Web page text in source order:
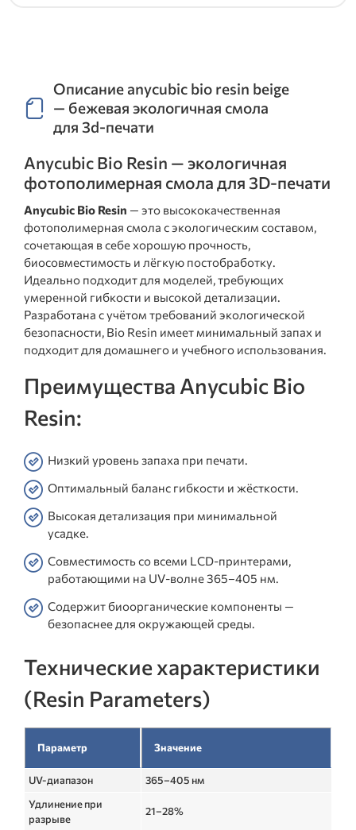
Описание anycubic bio resin beige
— бежевая экологичная смола
для 3d-печати
Anycubic Bio Resin — экологичная
фотополимерная смола для 3D-печати
Anycubic Bio Resin — это высококачественная
фотополимерная смола с экологическим составом,
сочетающая в себе хорошую прочность,
биосовместимость и лёгкую постобработку.
Идеально подходит для моделей, требующих
умеренной гибкости и высокой детализации.
Разработана с учётом требований экологической
безопасности, Bio Resin имеет минимальный запах и
подходит для домашнего и учебного использования.
Преимущества Anycubic Bio
Resin:
Низкий уровень запаха при печати.
Оптимальный баланс гибкости и жёсткости.
Высокая детализация при минимальной
усадке.
Совместимость со всеми LCD-принтерами,
работающими на UV-волне 365–405 нм.
Содержит биоорганические компоненты —
безопаснее для окружающей среды.
Технические характеристики
(Resin Parameters)
Параметр Значение
UV-диапазон
365–405 нм
Удлинение при
разрыве
21–28%